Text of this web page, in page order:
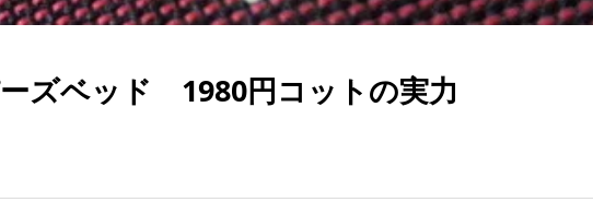
ズベッド 1980円コットの実力